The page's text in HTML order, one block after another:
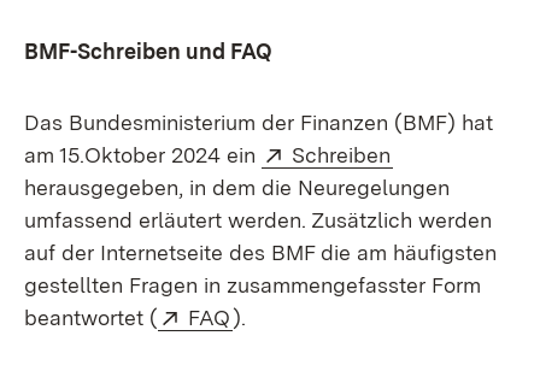
BMF-Schreiben und FAQ
Das Bundesministerium der Finanzen (BMF) hat
am 15.Oktober 2024 ein
Extern:
Schreiben
herausgegeben, in dem die Neuregelungen
umfassend erläutert werden. Zusätzlich werden
auf der Internetseite des BMF die am häufigsten
gestellten Fragen in zusammengefasster Form
beantwortet (
Extern:
FAQ(Öffnet in neuem Fenster)
).